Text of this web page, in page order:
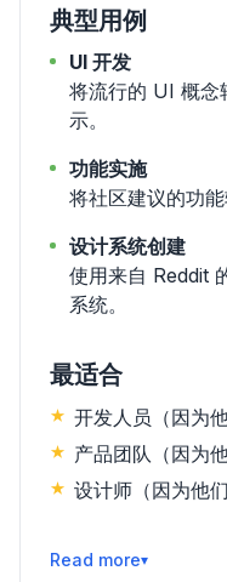
典型用例
UI 开发
将流行的 UI 概念
示。
功能实施
将社区建议的功
设计系统创建
使用来自 Reddit
系统。
最适合
开发人员（因为
产品团队（因为
设计师（因为他
阅读更多